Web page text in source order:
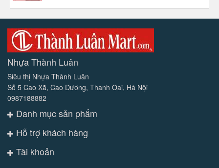
Nhựa Thành Luân
Siêu thị Nhựa Thành Luân
Số 5 Cao Xã, Cao Dương, Thanh Oai, Hà Nội
0987188882
Danh mục sản phẩm
Hỗ trợ khách hàng
Tài khoản